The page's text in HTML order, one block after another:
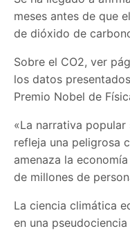
meses antes de que
de dióxido de
Sobre el CO2, ver
los datos
Premio Nobel de
«La narrativa
refleja una peligrosa
amenaza la
de millones de
La ciencia climática
en una